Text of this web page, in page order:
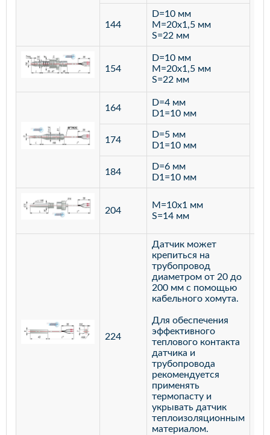
144
D=10 мм
M=20х1,5 мм
S=22 мм
154
D=10 мм
M=20х1,5 мм
S=22 мм
164
D=4 мм
D1=10 мм
174
D=5 мм
D1=10 мм
184
D=6 мм
D1=10 мм
204
M=10х1 мм
S=14 мм
224
Датчик может
крепиться на
трубопровод
диаметром от 20 до
200 мм с помощью
кабельного хомута.
Для обеспечения
эффективного
теплового контакта
датчика и
трубопровода
рекомендуется
применять
термопасту и
укрывать датчик
теплоизоляционным
материалом.